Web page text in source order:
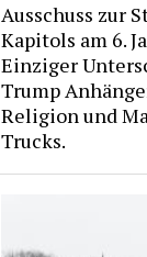
Ausschuss zur
Kapitols am 6.
Einziger
Trump
Religion und
Trucks.